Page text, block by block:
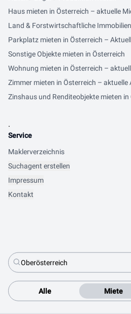
Alle Miete
Haus mieten in Österreich – aktuelle
Land & Forstwirtschaftliche
Parkplatz mieten in Österreich –
Sonstige Objekte mieten in Österreich
Wohnung mieten in Österreich –
Zimmer mieten in Österreich – aktuelle
Zinshaus und Renditeobjekte mieten in
.
Service
Maklerverzeichnis
Suchagent erstellen
Impressum
Kontakt